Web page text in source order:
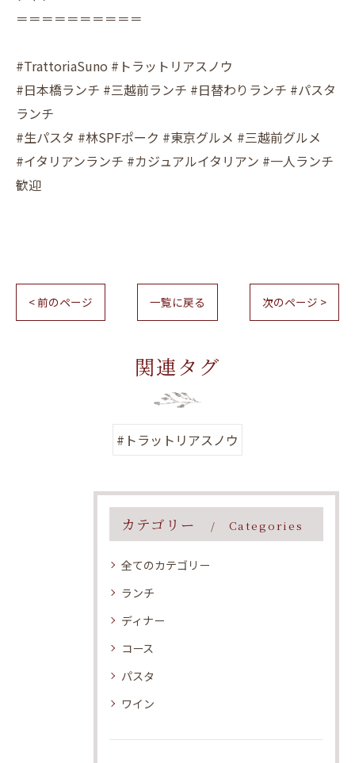
＝＝＝＝＝＝＝＝＝＝
#TrattoriaSuno #トラットリアスノウ
#日本橋ランチ #三越前ランチ #日替わりランチ #パスタ
ランチ
#生パスタ #林SPFポーク #東京グルメ #三越前グルメ
#イタリアンランチ #カジュアルイタリアン #一人ランチ
歓迎
< 前のページ 一覧に戻る 次のページ >
関連タグ
#トラットリアスノウ
カテゴリー Categories
全てのカテゴリー
ランチ
ディナー
コース
パスタ
ワイン